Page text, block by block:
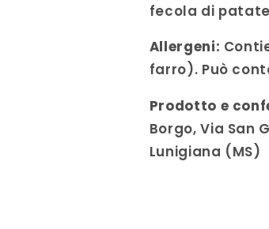
fecola di
Allergeni:
farro). Può
Prodotto e
Borgo, Via San
Lunigiana (MS)